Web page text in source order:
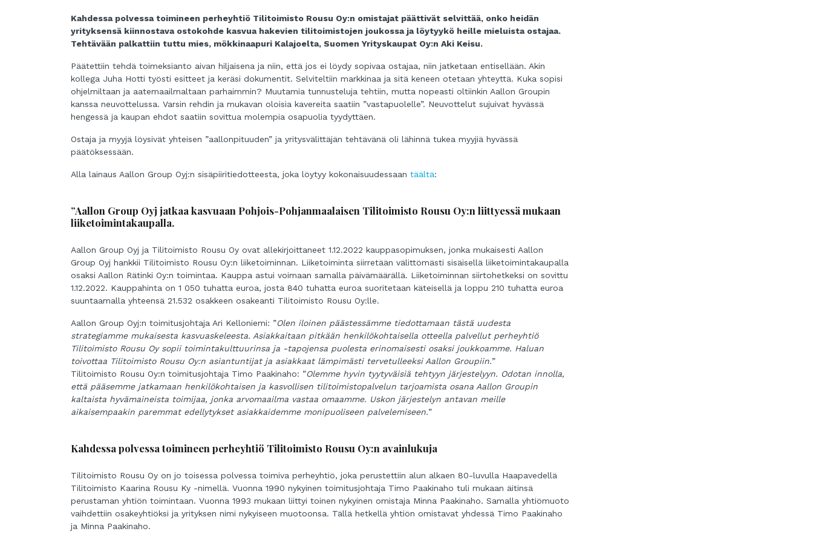
Kahdessa polvessa toimineen perheyhtiö Tilitoimisto Rousu Oy:n omistajat päättivät selvittää, onko heidän
yrityksensä kiinnostava ostokohde kasvua hakevien tilitoimistojen joukossa ja löytyykö heille mieluista ostajaa.
Tehtävään palkattiin tuttu mies, mökkinaapuri Kalajoelta, Suomen Yrityskaupat Oy:n Aki Keisu.
Päätettiin tehdä toimeksianto aivan hiljaisena ja niin, että jos ei löydy sopivaa ostajaa, niin jatketaan entisellään. Akin
kollega Juha Hotti työsti esitteet ja keräsi dokumentit. Selviteltiin markkinaa ja sitä keneen otetaan yhteyttä. Kuka sopisi
ohjelmiltaan ja aatemaailmaltaan parhaimmin? Muutamia tunnusteluja tehtiin, mutta nopeasti oltiinkin Aallon Groupin
kanssa neuvottelussa. Varsin rehdin ja mukavan oloisia kavereita saatiin ”vastapuolelle”. Neuvottelut sujuivat hyvässä
hengessä ja kaupan ehdot saatiin sovittua molempia osapuolia tyydyttäen.
Ostaja ja myyjä löysivät yhteisen ”aallonpituuden” ja yritysvälittäjän tehtävänä oli lähinnä tukea myyjiä hyvässä
päätöksessään.
Alla lainaus Aallon Group Oyj:n sisäpiiritiedotteesta, joka löytyy kokonaisuudessaan täältä:
”Aallon Group Oyj jatkaa kasvuaan Pohjois-Pohjanmaalaisen Tilitoimisto Rousu Oy:n liittyessä mukaan
liiketoimintakaupalla.
Aallon Group Oyj ja Tilitoimisto Rousu Oy ovat allekirjoittaneet 1.12.2022 kauppasopimuksen, jonka mukaisesti Aallon
Group Oyj hankkii Tilitoimisto Rousu Oy:n liiketoiminnan. Liiketoiminta siirretään välittömästi sisäisellä liiketoimintakaupalla
osaksi Aallon Rätinki Oy:n toimintaa. Kauppa astui voimaan samalla päivämäärällä. Liiketoiminnan siirtohetkeksi on sovittu
1.12.2022. Kauppahinta on 1 050 tuhatta euroa, josta 840 tuhatta euroa suoritetaan käteisellä ja loppu 210 tuhatta euroa
suuntaamalla yhteensä 21.532 osakkeen osakeanti Tilitoimisto Rousu Oy:lle.
Aallon Group Oyj:n toimitusjohtaja Ari Kelloniemi: ”Olen iloinen päästessämme tiedottamaan tästä uudesta
strategiamme mukaisesta kasvuaskeleesta. Asiakkaitaan pitkään henkilökohtaisella otteella palvellut perheyhtiö
Tilitoimisto Rousu Oy sopii toimintakulttuurinsa ja -tapojensa puolesta erinomaisesti osaksi joukkoamme. Haluan
toivottaa Tilitoimisto Rousu Oy:n asiantuntijat ja asiakkaat lämpimästi tervetulleeksi Aallon Groupiin.”
Tilitoimisto Rousu Oy:n toimitusjohtaja Timo Paakinaho: ”Olemme hyvin tyytyväisiä tehtyyn järjestelyyn. Odotan innolla,
että pääsemme jatkamaan henkilökohtaisen ja kasvollisen tilitoimistopalvelun tarjoamista osana Aallon Groupin
kaltaista hyvämaineista toimijaa, jonka arvomaailma vastaa omaamme. Uskon järjestelyn antavan meille
aikaisempaakin paremmat edellytykset asiakkaidemme monipuoliseen palvelemiseen.”
Kahdessa polvessa toimineen perheyhtiö Tilitoimisto Rousu Oy:n avainlukuja
Tilitoimisto Rousu Oy on jo toisessa polvessa toimiva perheyhtiö, joka perustettiin alun alkaen 80-luvulla Haapavedellä
Tilitoimisto Kaarina Rousu Ky -nimellä. Vuonna 1990 nykyinen toimitusjohtaja Timo Paakinaho tuli mukaan äitinsä
perustaman yhtiön toimintaan. Vuonna 1993 mukaan liittyi toinen nykyinen omistaja Minna Paakinaho. Samalla yhtiömuoto
vaihdettiin osakeyhtiöksi ja yrityksen nimi nykyiseen muotoonsa. Tällä hetkellä yhtiön omistavat yhdessä Timo Paakinaho
ja Minna Paakinaho.